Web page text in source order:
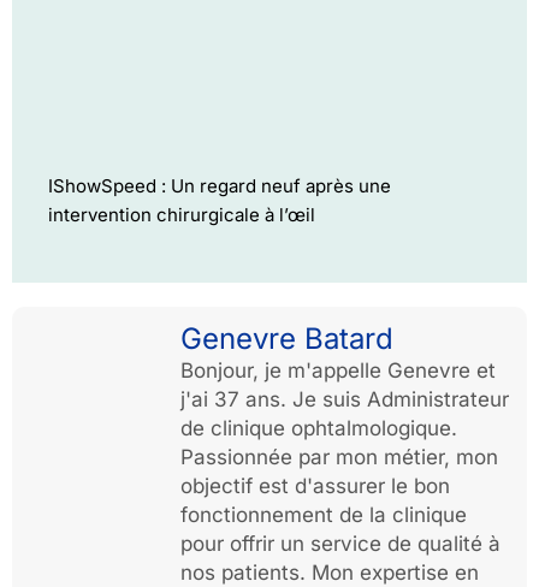
IShowSpeed : Un regard neuf après une
intervention chirurgicale à l’œil
Genevre Batard
Bonjour, je m'appelle Genevre et
j'ai 37 ans. Je suis Administrateur
de clinique ophtalmologique.
Passionnée par mon métier, mon
objectif est d'assurer le bon
fonctionnement de la clinique
pour offrir un service de qualité à
nos patients. Mon expertise en